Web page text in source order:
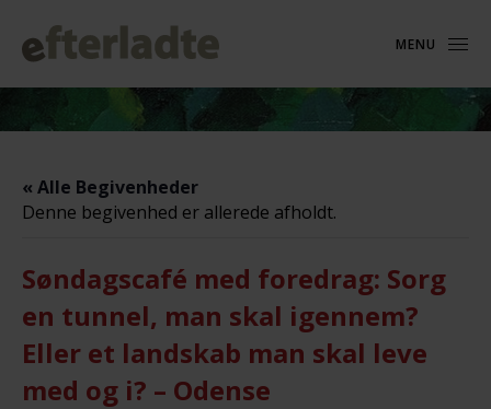
MENU
« Alle Begivenheder
Denne begivenhed er allerede afholdt.
Søndagscafé med foredrag: Sorg
en tunnel, man skal igennem?
Eller et landskab man skal leve
med og i? – Odense